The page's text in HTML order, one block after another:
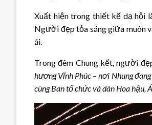
Xuất hiện trong thiết kế dạ hội
Người đẹp tỏa sáng giữa muôn
ái.
Trong đêm Chung kết, người
hương Vĩnh Phúc – nơi Nhung
cùng Ban tổ chức và dàn Hoa hậu,